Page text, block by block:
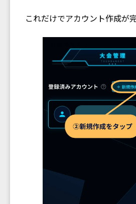
これだけでアカウント作成が